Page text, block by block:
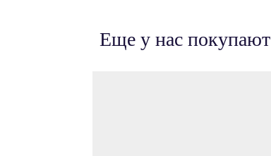
Еще у нас покупают